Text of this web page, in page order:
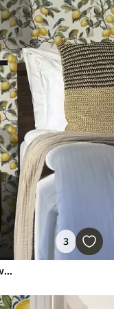
3
Tapeten Vögel und Zitronen auf den Zweigen, botanische Aquarellzeichnung